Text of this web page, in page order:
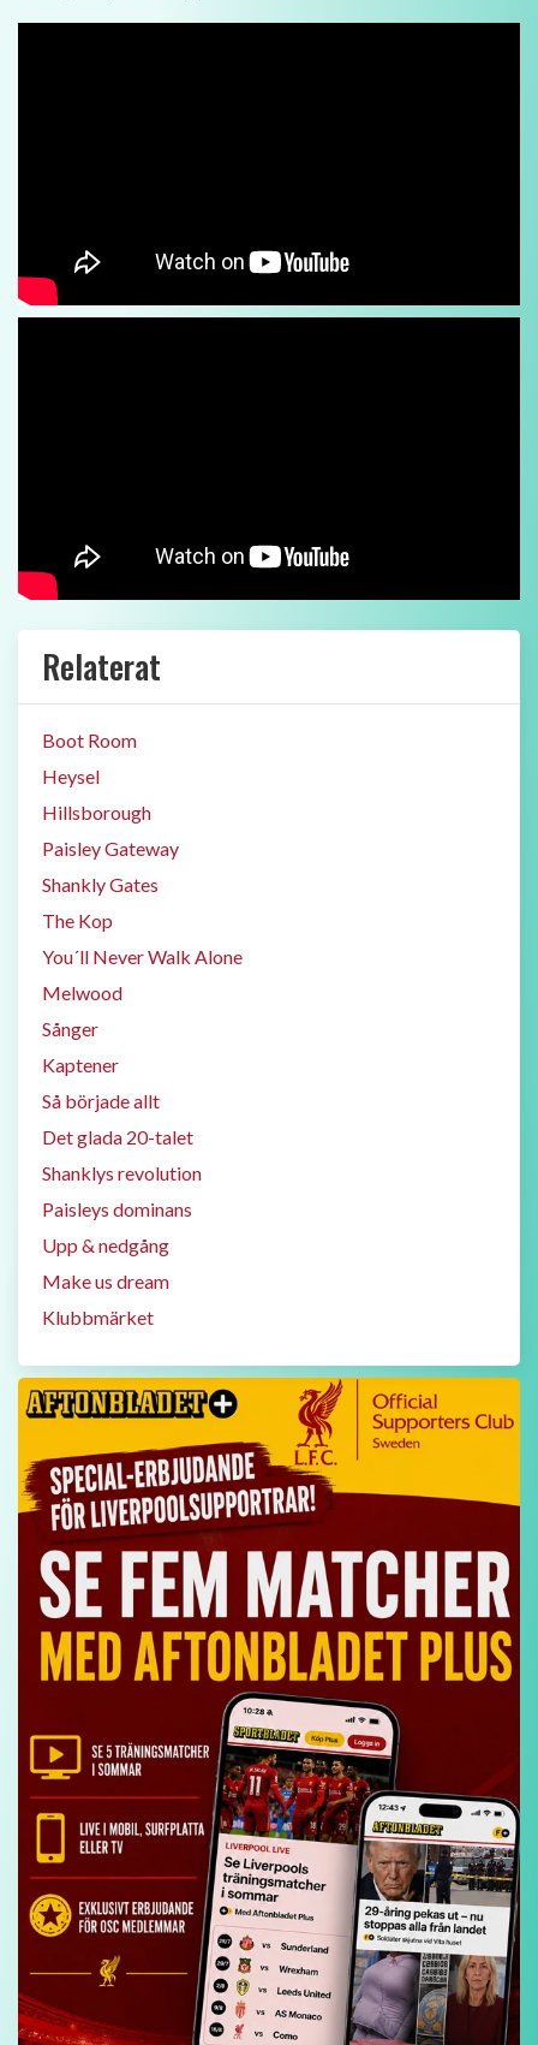
Relaterat
Boot Room
Heysel
Hillsborough
Paisley Gateway
Shankly Gates
The Kop
You´ll Never Walk Alone
Melwood
Sånger
Kaptener
Så började allt
Det glada 20-talet
Shanklys revolution
Paisleys dominans
Upp & nedgång
Make us dream
Klubbmärket